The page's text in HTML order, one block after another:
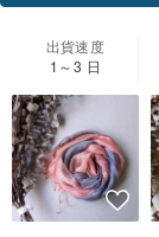
出貨速度
1～3 日